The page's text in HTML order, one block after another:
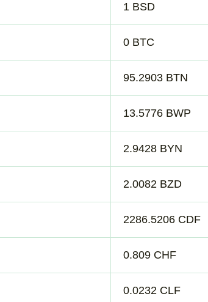
1 BSD
0 BTC
95.2903 BTN
13.5776 BWP
2.9428 BYN
2.0082 BZD
2286.5206 CDF
0.809 CHF
0.0232 CLF